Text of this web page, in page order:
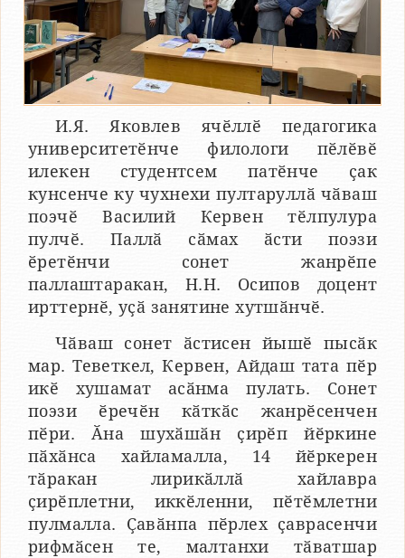
И.Я. Яковлев ячӗллӗ педагогика
университетӗнче филологи пӗлӗвӗ
илекен студентсем патӗнче ҫак
кунсенче ку чухнехи пултаруллӑ чӑваш
поэчӗ Василий Кервен тӗлпулура
пулчӗ. Паллӑ сӑмах ӑсти поэзи
ӗретӗнчи сонет жанрӗпе
паллаштаракан, Н.Н. Осипов доцент
ирттернӗ, уҫӑ занятине хутшӑнчӗ.
Чӑваш сонет ӑстисен йышӗ пысӑк
мар. Теветкел, Кервен, Айдаш тата пӗр
икӗ хушамат асӑнма пулать. Сонет
поэзи ӗречӗн кӑткӑс жанрӗсенчен
пӗри. Ӑна шухӑшӑн ҫирӗп йӗркине
пӑхӑнса хайламалла, 14 йӗркерен
тӑракан лирикӑллӑ хайлавра
ҫирӗплетни, иккӗленни, пӗтӗмлетни
пулмалла. Ҫавӑнпа пӗрлех ҫаврасенчи
рифмӑсен те, малтанхи тӑватшар